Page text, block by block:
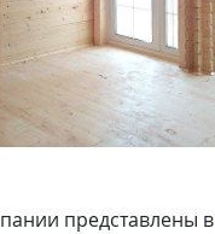
представлены в